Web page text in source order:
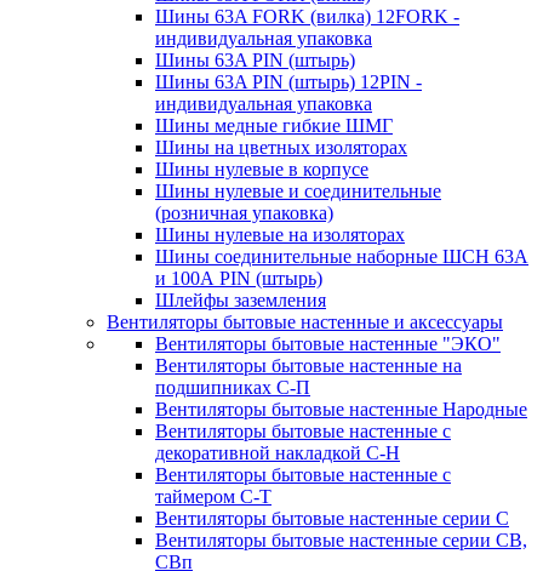
Шины 63A FORK (вилка) 12FORK -
индивидуальная упаковка
Шины 63A PIN (штырь)
Шины 63A PIN (штырь) 12PIN -
индивидуальная упаковка
Шины медные гибкие ШМГ
Шины на цветных изоляторах
Шины нулевые в корпусе
Шины нулевые и соединительные
(розничная упаковка)
Шины нулевые на изоляторах
Шины соединительные наборные ШСН 63A
и 100А PIN (штырь)
Шлейфы заземления
Вентиляторы бытовые настенные и аксессуары
Вентиляторы бытовые настенные "ЭКО"
Вентиляторы бытовые настенные на
подшипниках С-П
Вентиляторы бытовые настенные Народные
Вентиляторы бытовые настенные с
декоративной накладкой С-Н
Вентиляторы бытовые настенные с
таймером С-Т
Вентиляторы бытовые настенные серии С
Вентиляторы бытовые настенные серии СВ,
СВп